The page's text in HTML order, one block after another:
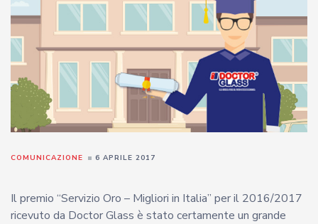
COMUNICAZIONE 6 APRILE 2017
Il premio “Servizio Oro – Migliori in Italia” per il 2016/2017
ricevuto da Doctor Glass è stato certamente un grande